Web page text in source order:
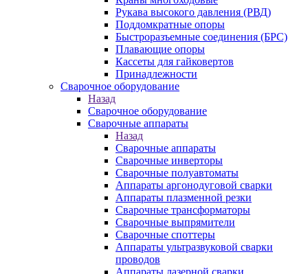
Рукава высокого давления (РВД)
Поддомкратные опоры
Быстроразъемные соединения (БРС)
Плавающие опоры
Кассеты для гайковертов
Принадлежности
Сварочное оборудование
Назад
Сварочное оборудование
Сварочные аппараты
Назад
Сварочные аппараты
Сварочные инверторы
Сварочные полуавтоматы
Аппараты аргонодуговой сварки
Аппараты плазменной резки
Сварочные трансформаторы
Сварочные выпрямители
Сварочные споттеры
Аппараты ультразвуковой сварки
проводов
Аппараты лазерной сварки